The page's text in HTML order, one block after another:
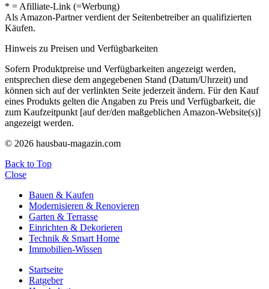
* = Afilliate-Link (=Werbung)
Als Amazon-Partner verdient der Seitenbetreiber an qualifizierten
Käufen.
Hinweis zu Preisen und Verfügbarkeiten
Sofern Produktpreise und Verfügbarkeiten angezeigt werden,
entsprechen diese dem angegebenen Stand (Datum/Uhrzeit) und
können sich auf der verlinkten Seite jederzeit ändern. Für den Kauf
eines Produkts gelten die Angaben zu Preis und Verfügbarkeit, die
zum Kaufzeitpunkt [auf der/den maßgeblichen Amazon-Website(s)]
angezeigt werden.
© 2026 hausbau-magazin.com
Back to Top
Close
Bauen & Kaufen
Modernisieren & Renovieren
Garten & Terrasse
Einrichten & Dekorieren
Technik & Smart Home
Immobilien-Wissen
Startseite
Ratgeber